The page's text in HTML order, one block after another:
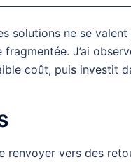
solutions ne se
J’ai
coût, puis investit
renvoyer vers des